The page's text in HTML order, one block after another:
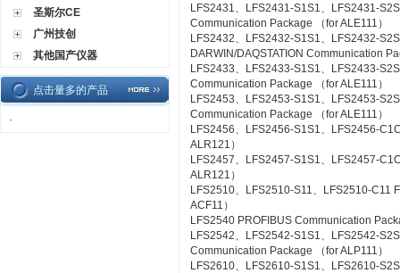
圣斯尔CE
广州技创
其他国产仪器
点击量多的产品
·
LFS2431、LFS2431-S1S1、LFS2431-
Communication Package （for ALE111）
LFS2432、LFS2432-S1S1、LFS2432-
DARWIN/DAQSTATION Communication
LFS2433、LFS2433-S1S1、LFS2433-
Communication Package （for ALE111）
LFS2453、LFS2453-S1S1、LFS2453-
Communication Package （for ALE111）
LFS2456、LFS2456-S1S1、LFS2456-
ALR121）
LFS2457、LFS2457-S1S1、LFS2457-
ALR121）
LFS2510、LFS2510-S11、LFS2510-C11
ACF11）
LFS2540 PROFIBUS Communication
LFS2542、LFS2542-S1S1、LFS2542-
Communication Package （for ALP111）
LFS2610、LFS2610-S1S1、LFS2610-